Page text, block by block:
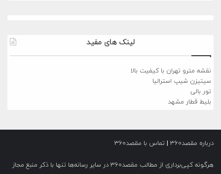
لینک های مفید
نقشه مترو تهران با کیفیت بالا
سیتیزن شیپ استرالیا
تور بالی
بلیط قطار مشهد
درباره مقصد۳۶۰ | تماس با مقصد۳۶۰
هرگونه کپی‌برداری از مطالب مقصد۳۶۰ در سایر رسانه‌ها تنها با ذکر منبع مجاز